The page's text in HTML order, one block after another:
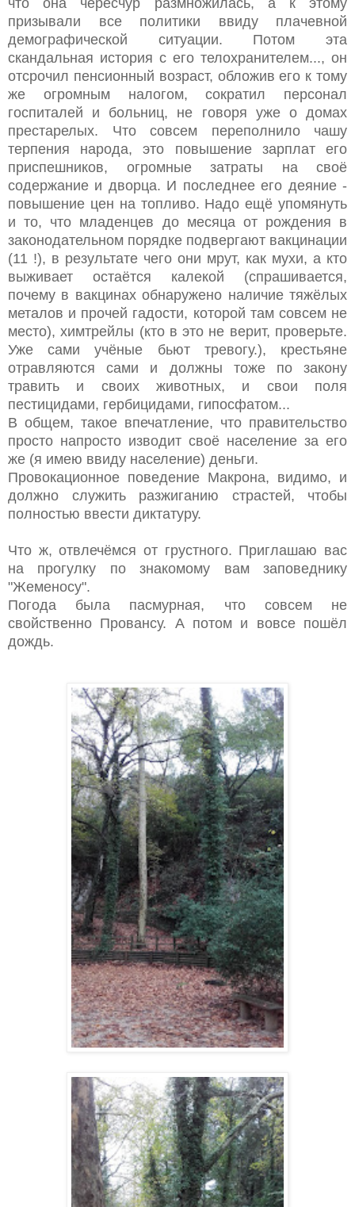
призывали все политики ввиду плачевной
демографической ситуации. Потом эта
скандальная история с его телохранителем..., он
отсрочил пенсионный возраст, обложив его к тому
же огромным налогом, сократил персонал
госпиталей и больниц, не говоря уже о домах
престарелых. Что совсем переполнило чашу
терпения народа, это повышение зарплат его
приспешников, огромные затраты на своё
содержание и дворца. И последнее его деяние -
повышение цен на топливо. Надо ещё упомянуть
и то, что младенцев до месяца от рождения в
законодательном порядке подвергают вакцинации
(11 !), в результате чего они мрут, как мухи, а кто
выживает остаётся калекой (спрашивается,
почему в вакцинах обнаружено наличие тяжёлых
металов и прочей гадости, которой там совсем не
место), химтрейлы (кто в это не верит, проверьте.
Уже сами учёные бьют тревогу.), крестьяне
отравляются сами и должны тоже по закону
травить и своих животных, и свои поля
пестицидами, гербицидами, гипосфатом...
В общем, такое впечатление, что правительство
просто напросто изводит своё население за его
же (я имею ввиду население) деньги.
Провокационное поведение Макрона, видимо, и
должно служить разжиганию страстей, чтобы
полностью ввести диктатуру.
Что ж, отвлечёмся от грустного. Приглашаю вас
на прогулку по знакомому вам заповеднику
"Жеменосу".
Погода была пасмурная, что совсем не
свойственно Провансу. А потом и вовсе пошёл
дождь.